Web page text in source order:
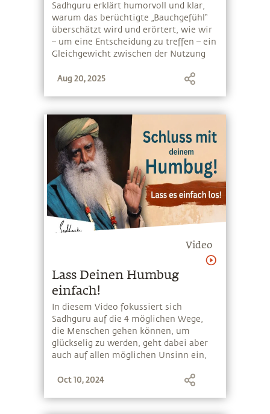
Sadhguru erklärt humorvoll und klar,
warum das berüchtigte „Bauchgefühl“
überschätzt wird und erörtert, wie wir
– um eine Entscheidung zu treffen – ein
Gleichgewicht zwischen der Nutzung
finden können
Aug 20, 2025
Video
Lass Deinen Humbug
einfach!
In diesem Video fokussiert sich
Sadhguru auf die 4 möglichen Wege,
die Menschen gehen können, um
glückselig zu werden, geht dabei aber
auch auf allen möglichen Unsinn ein,
weniger zur Geltung kommen lassen.
Oct 10, 2024